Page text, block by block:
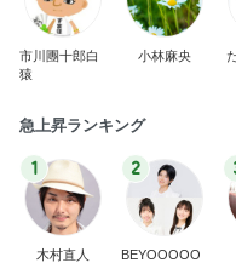
市川團十郎白
猿
小林麻央
急上昇ランキング
1
木村直人
2
BEYOOOOO